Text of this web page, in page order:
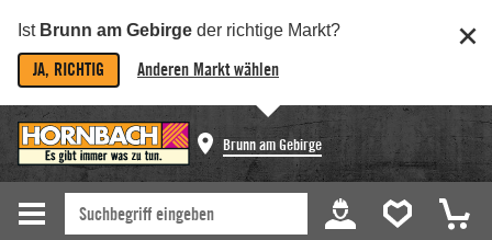
Ist Brunn am Gebirge der richtige Markt?
JA, RICHTIG Anderen Markt wählen
Brunn am Gebirge